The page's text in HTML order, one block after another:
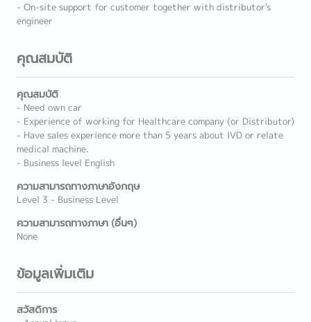
- On-site support for customer together with distributor's
engineer
คุณสมบัติ
คุณสมบัติ
- Need own car
- Experience of working for Healthcare company (or Distributor)
- Have sales experience more than 5 years about IVD or relate
medical machine.
- Business level English
ความสามารถทางภาษาอังกฤษ
Level 3 - Business Level
ความสามารถทางภาษา (อื่นๆ)
None
ข้อมูลเพิ่มเติม
สวัสดิการ